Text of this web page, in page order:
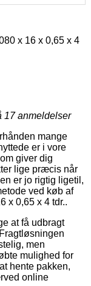
x 16 x 0,65 x 4
17anmeldelser
mange
er i vore
giver dig
lige præcis når
er jo rigtig ligetil,
ved køb af
x 0,65 x 4 tdr..
at få udbragt
men
mulighed for
hente pakken,
online